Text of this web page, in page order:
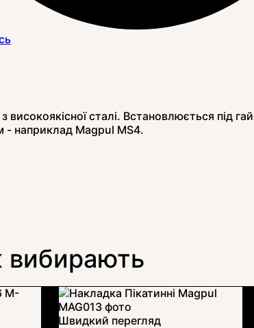
високоякісної сталі. Встановлюється під
- наприклад Magpul MS4.
вибирають
Швидкий перегляд